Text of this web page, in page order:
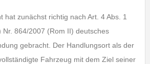
hat zunächst richtig nach Art. 4 Abs. 1
Nr. 864/2007 (Rom II) deutsches
gebracht. Der Handlungsort als der
Fahrzeug mit dem Ziel seiner